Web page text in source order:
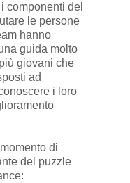
componenti del
le persone
hanno
guida molto
giovani che
ad
i loro
di
del puzzle